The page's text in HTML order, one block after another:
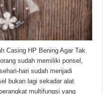
Cuan! Begini Cara Buka
Casing HP Bening Agar Tak
sudah memiliki ponsel,
hari sudah menjadi
bukan lagi sekadar alat
multifungsi yang